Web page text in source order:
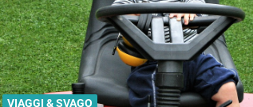
VIAGGI & SVAGO